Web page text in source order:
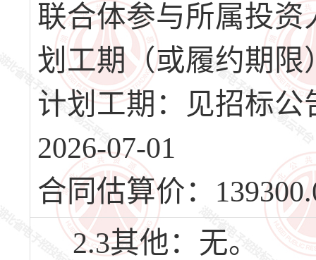
联合体参与所属投
划工期（或履约期
计划工期：见招标
2026-07-01
合同估算价：
2.3其他：无。